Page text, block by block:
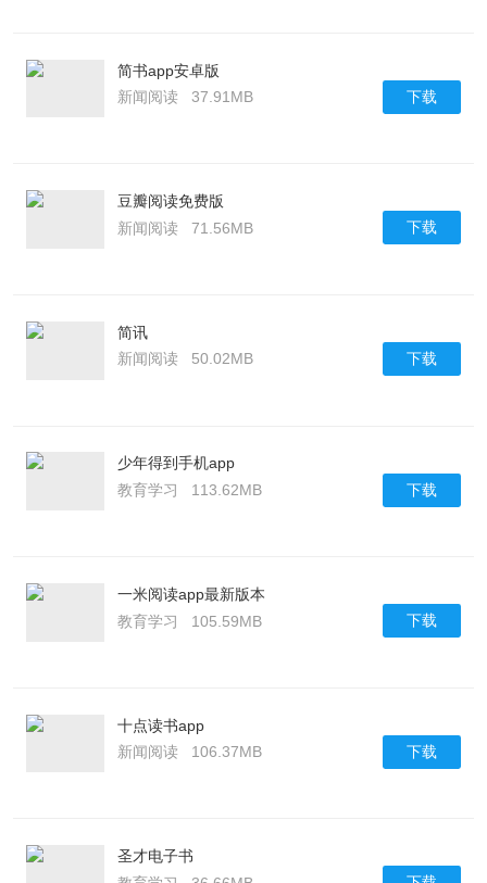
简书app安卓版
新闻阅读
37.91MB 下载
豆瓣阅读免费版
新闻阅读
71.56MB 下载
简讯
新闻阅读
50.02MB 下载
少年得到手机app
教育学习
113.62MB 下载
一米阅读app最新版本
教育学习
105.59MB 下载
十点读书app
新闻阅读
106.37MB 下载
圣才电子书